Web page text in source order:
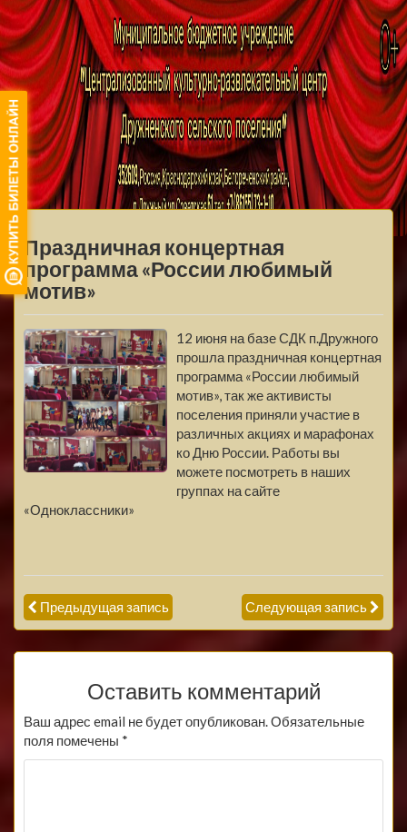
МБУ ЦКРЦ
ДРУЖНЕНСКОГО
СЕЛЬСКОГО
ПОСЕЛЕНИЯ
МЕНЮ
Праздничная концертная
программа «России любимый
мотив»
12 июня на базе СДК п.Дружного
прошла праздничная концертная
программа «России любимый
мотив», так же активисты
поселения приняли участие в
различных акциях и марафонах
ко Дню России. Работы вы
можете посмотреть в наших
группах на сайте
«Одноклассники»
Предыдущая запись Следующая запись
Оставить комментарий
Ваш адрес email не будет опубликован. Обязательные
поля помечены *